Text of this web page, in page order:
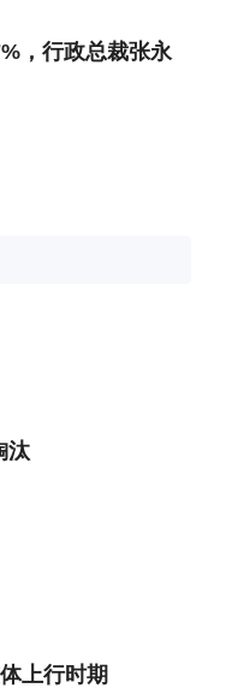
，行政总裁张永
汰
上行时期